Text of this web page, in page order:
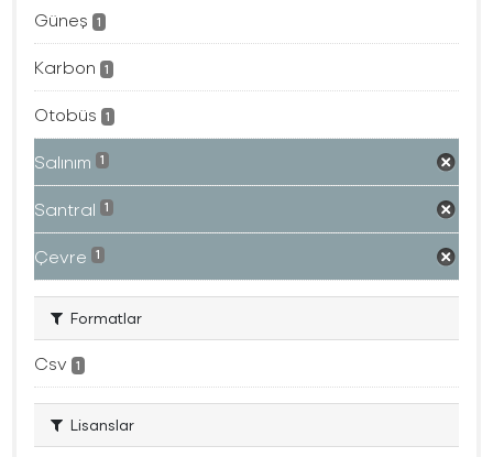
Güneş 1
Karbon 1
Otobüs 1
Salınım 1
Santral 1
Çevre 1
Formatlar
Csv 1
Lisanslar